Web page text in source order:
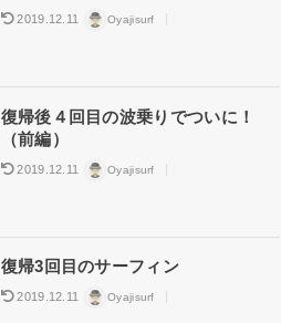
2019.12.11 Oyajisurf
復帰後４回目の波乗りでついに！
（前編）
2019.12.11 Oyajisurf
復帰3回目のサーフィン
2019.12.11 Oyajisurf